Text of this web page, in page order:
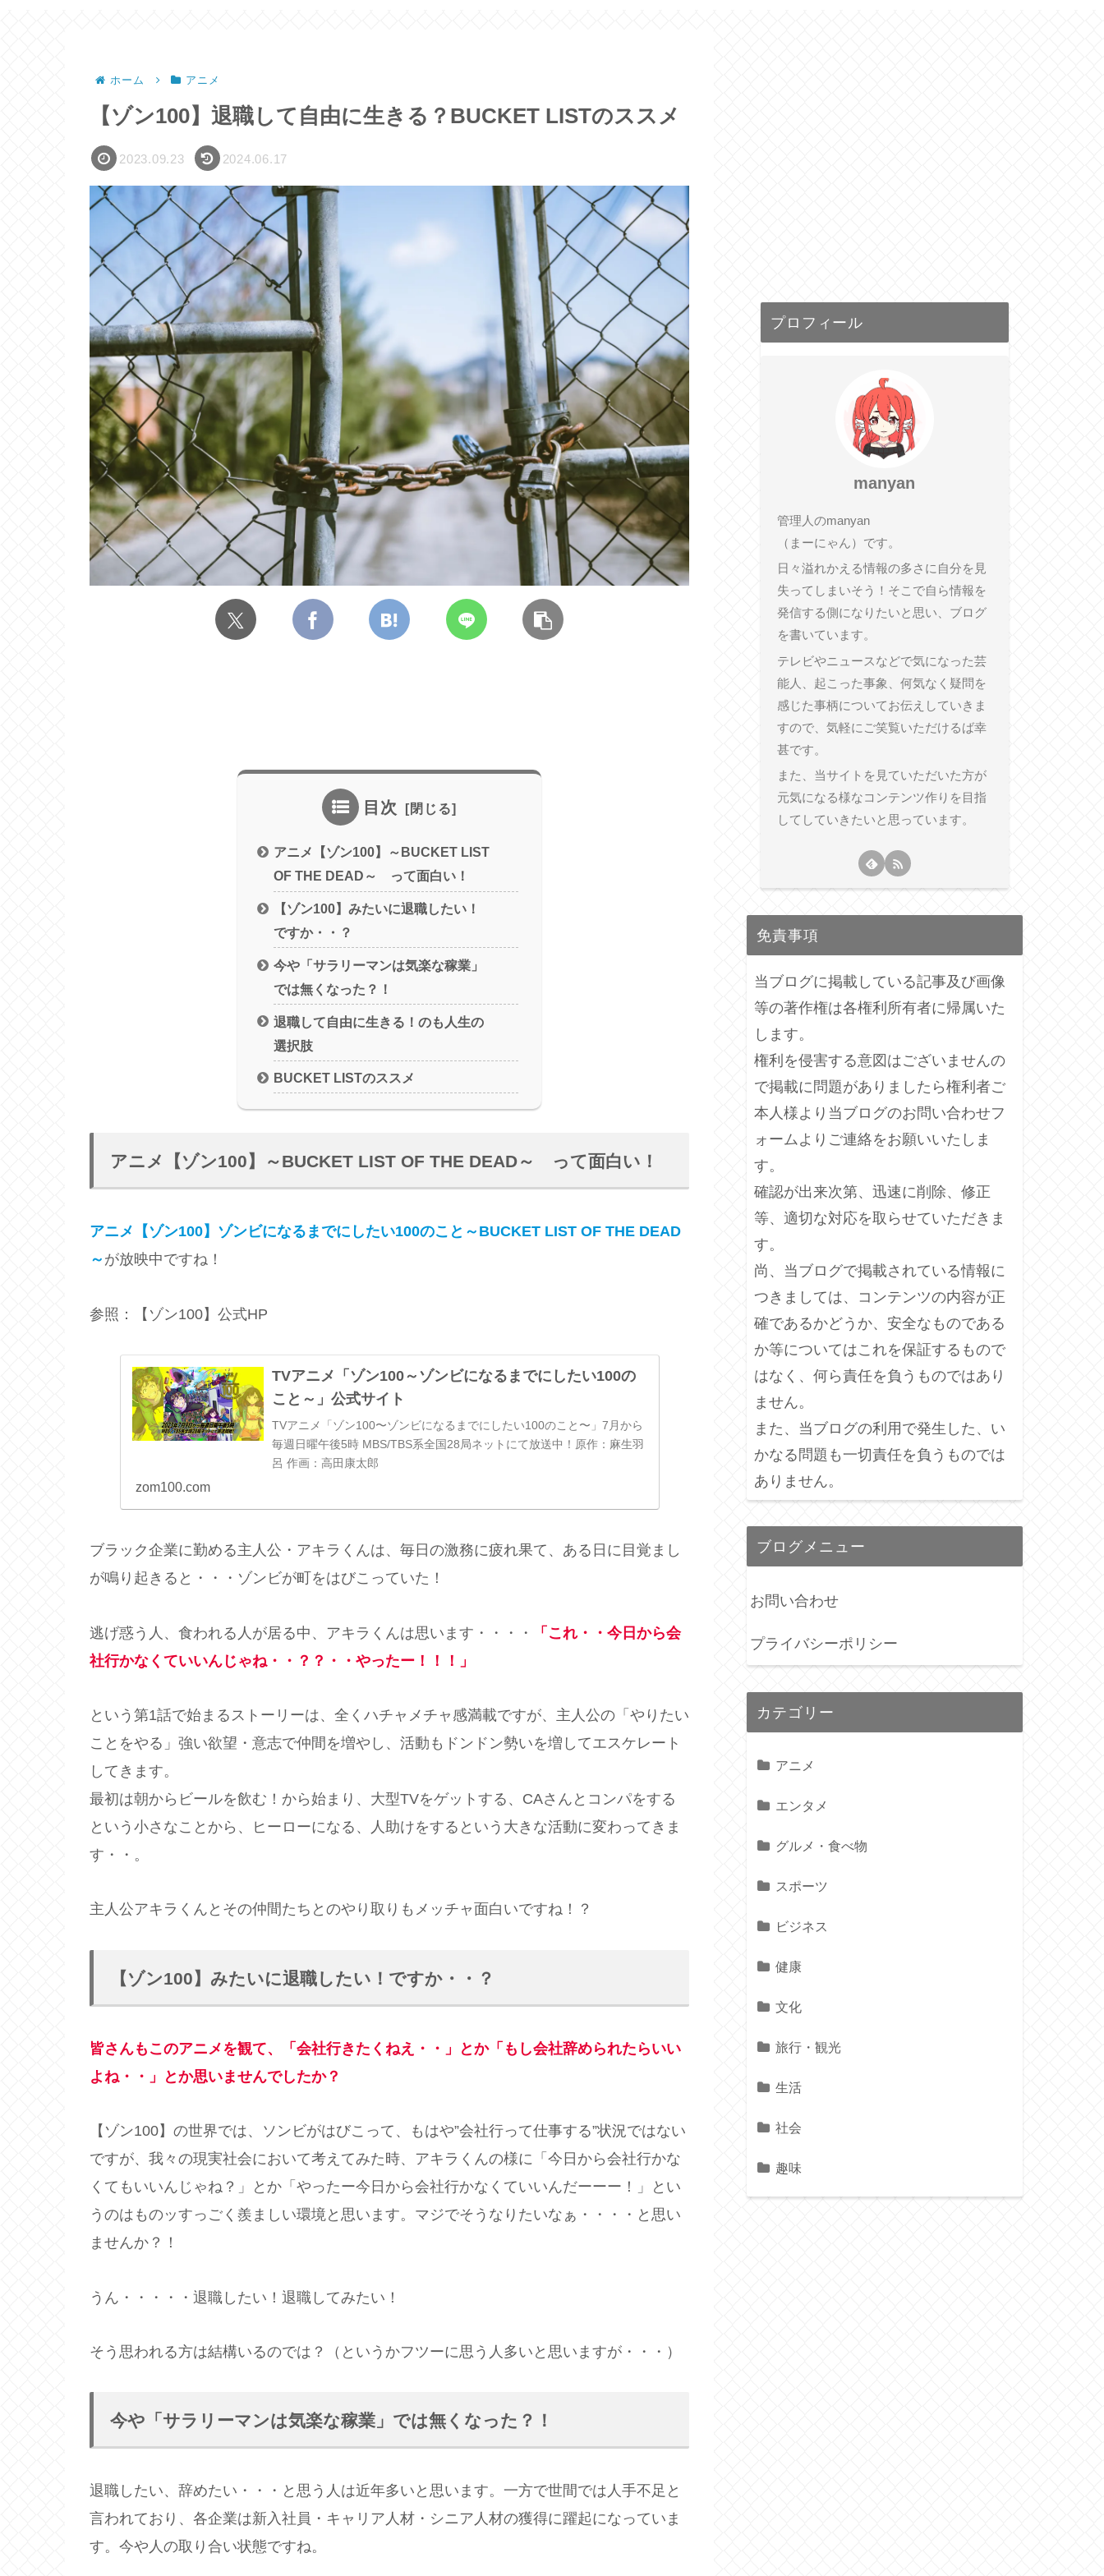
ホーム アニメ
【ゾン100】退職して自由に生きる？BUCKET LISTのススメ
2023.09.23 2024.06.17
目次
アニメ【ゾン100】～BUCKET LIST
OF THE DEAD～ って面白い！
【ゾン100】みたいに退職したい！
ですか・・？
今や「サラリーマンは気楽な稼業」
では無くなった？！
退職して自由に生きる！のも人生の
選択肢
BUCKET LISTのススメ
アニメ【ゾン100】～BUCKET LIST OF THE DEAD～ って面白い！
アニメ【ゾン100】ゾンビになるまでにしたい100のこと～BUCKET LIST OF THE DEAD
～ が放映中ですね！
参照：【ゾン100】公式HP
TVアニメ「ゾン100～ゾンビになるまでにしたい100の
こと～」公式サイト
TVアニメ「ゾン100〜ゾンビになるまでにしたい100のこと〜」7月から
毎週日曜午後5時 MBS/TBS系全国28局ネットにて放送中！原作：麻生羽
呂 作画：高田康太郎
zom100.com
ブラック企業に勤める主人公・アキラくんは、毎日の激務に疲れ果て、ある日に目覚まし
が鳴り起きると・・・ゾンビが町をはびこっていた！
逃げ惑う人、食われる人が居る中、アキラくんは思います・・・・
「これ・・今日から会
社行かなくていいんじゃね・・？？・・やったー！！！」
という第1話で始まるストーリーは、全くハチャメチャ感満載ですが、主人公の「やりたい
ことをやる」強い欲望・意志で仲間を増やし、活動もドンドン勢いを増してエスケレート
してきます。
最初は朝からビールを飲む！から始まり、大型TVをゲットする、CAさんとコンパをする
という小さなことから、ヒーローになる、人助けをするという大きな活動に変わってきま
す・・。
主人公アキラくんとその仲間たちとのやり取りもメッチャ面白いですね！？
【ゾン100】みたいに退職したい！ですか・・？
皆さんもこのアニメを観て、「会社行きたくねえ・・」とか「もし会社辞められたらいい
よね・・」とか思いませんでしたか？
【ゾン100】の世界では、ソンビがはびこって、もはや”会社行って仕事する”状況ではない
ですが、我々の現実社会において考えてみた時、アキラくんの様に「今日から会社行かな
くてもいいんじゃね？」とか「やったー今日から会社行かなくていいんだーーー！」とい
うのはものッすっごく羨ましい環境と思います。マジでそうなりたいなぁ・・・・と思い
ませんか？！
うん・・・・・退職したい！退職してみたい！
そう思われる方は結構いるのでは？（というかフツーに思う人多いと思いますが・・・）
今や「サラリーマンは気楽な稼業」では無くなった？！
退職したい、辞めたい・・・と思う人は近年多いと思います。一方で世間では人手不足と
言われており、各企業は新入社員・キャリア人材・シニア人材の獲得に躍起になっていま
す。今や人の取り合い状態ですね。
プロフィール
manyan
管理人のmanyan
（まーにゃん）です。
日々溢れかえる情報の多さに自分を見
失ってしまいそう！そこで自ら情報を
発信する側になりたいと思い、ブログ
を書いています。
テレビやニュースなどで気になった芸
能人、起こった事象、何気なく疑問を
感じた事柄についてお伝えしていきま
すので、気軽にご笑覧いただけるば幸
甚です。
また、当サイトを見ていただいた方が
元気になる様なコンテンツ作りを目指
してしていきたいと思っています。
免責事項
当ブログに掲載している記事及び画像
等の著作権は各権利所有者に帰属いた
します。
権利を侵害する意図はございませんの
で掲載に問題がありましたら権利者ご
本人様より当ブログのお問い合わせフ
ォームよりご連絡をお願いいたしま
す。
確認が出来次第、迅速に削除、修正
等、適切な対応を取らせていただきま
す。
尚、当ブログで掲載されている情報に
つきましては、コンテンツの内容が正
確であるかどうか、安全なものである
か等についてはこれを保証するもので
はなく、何ら責任を負うものではあり
ません。
また、当ブログの利用で発生した、い
かなる問題も一切責任を負うものでは
ありません。
ブログメニュー
お問い合わせ
プライバシーポリシー
カテゴリー
アニメ
エンタメ
グルメ・食べ物
スポーツ
ビジネス
健康
文化
旅行・観光
生活
社会
趣味